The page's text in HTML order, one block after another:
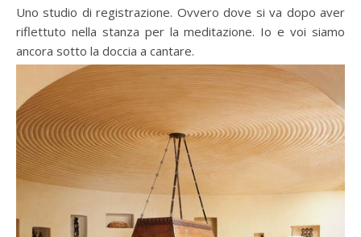
Uno studio di registrazione. Ovvero dove si va dopo aver
riflettuto nella stanza per la meditazione. Io e voi siamo
ancora sotto la doccia a cantare.